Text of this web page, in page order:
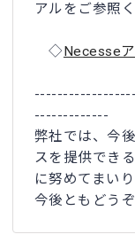
アルをご参照
◇Necesse
-------------
弊社では、今
スを提供でき
に努めてまいり
今後ともどう